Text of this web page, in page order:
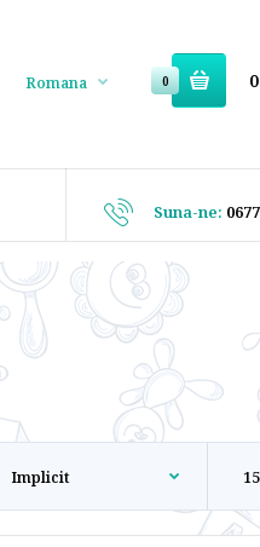
Romana 0
Suna-ne: